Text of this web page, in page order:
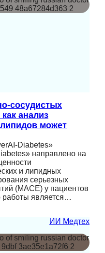
сосудистых
анализ
может
Diabetes»
направлено на
и липидных
серьезных
(MACE) у пациентов
работы является…
ИИ Медтех